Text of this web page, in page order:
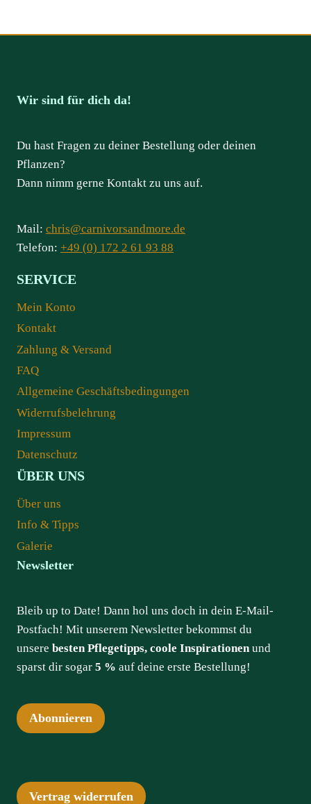
Wir sind für dich da!
Du hast Fragen zu deiner Bestellung oder deinen
Pflanzen?
Dann nimm gerne Kontakt zu uns auf.
Mail: chris@carnivorsandmore.de
Telefon: +49 (0) 172 2 61 93 88
SERVICE
Mein Konto
Kontakt
Zahlung & Versand
FAQ
Allgemeine Geschäftsbedingungen
Widerrufsbelehrung
Impressum
Datenschutz
ÜBER UNS
Über uns
Info & Tipps
Galerie
Newsletter
Bleib up to Date! Dann hol uns doch in dein E-Mail-
Postfach! Mit unserem Newsletter bekommst du
unsere besten Pflegetipps, coole Inspirationenund
sparst dir sogar 5 % auf deine erste Bestellung!
Abonnieren
Vertrag widerrufen